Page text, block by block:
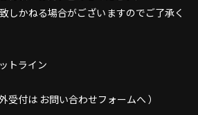
しかねる場合がございますのでご了承く
トライン
受付は お問い合わせフォームへ ）